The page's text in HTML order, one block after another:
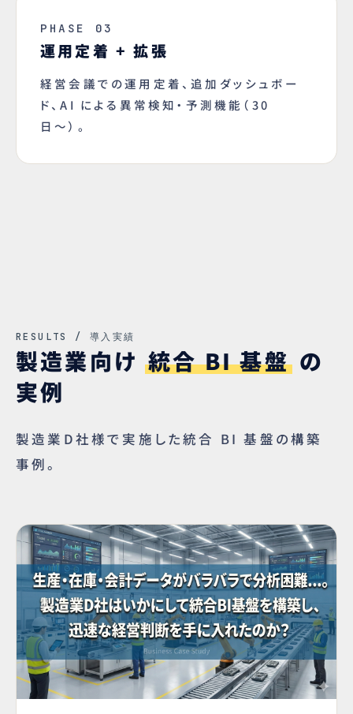
PHASE 03
運用定着 + 拡張
経営会議での運用定着、追加ダッシュボー
ド、AI による異常検知・予測機能（30
日〜）。
RESULTS / 導入実績
製造業向け統合 BI 基盤の
実例
製造業D社様で実施した統合 BI 基盤の構築
事例。